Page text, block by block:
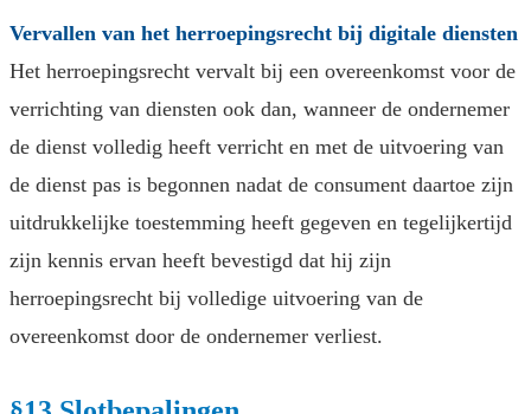
Vervallen van het herroepingsrecht bij digitale diensten
Het herroepingsrecht vervalt bij een overeenkomst voor de
verrichting van diensten ook dan, wanneer de ondernemer
de dienst volledig heeft verricht en met de uitvoering van
de dienst pas is begonnen nadat de consument daartoe zijn
uitdrukkelijke toestemming heeft gegeven en tegelijkertijd
zijn kennis ervan heeft bevestigd dat hij zijn
herroepingsrecht bij volledige uitvoering van de
overeenkomst door de ondernemer verliest.